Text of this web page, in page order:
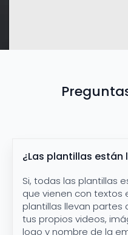
¿Las plantillas
Si, todas las plantillas
que vienen con textos
plantillas llevan
tus propios videos,
logo y nombre de la